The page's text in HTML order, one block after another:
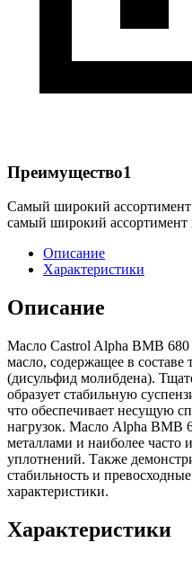
Преимущество1
Самый широкий
самый широкий ассортимент
Описание
Характеристики
Описание
Масло Castrol Alpha BMB 680
масло, содержащее в
(дисульфид молибдена).
образует стабильную
что обеспечивает несущую
нагрузок. Масло Alpha BMB
металлами и наиболее часто
уплотнений. Также
стабильность и
характеристики.
Характеристики